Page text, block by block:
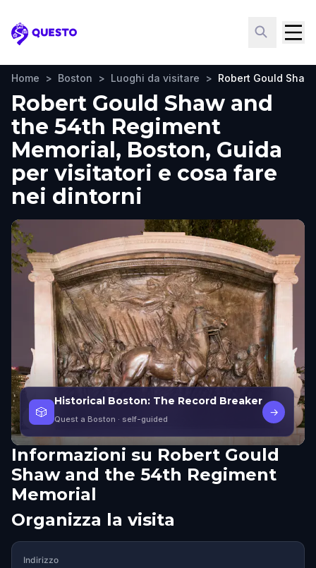
Questo
Home > Boston > Luoghi da visitare > Robert Gould
Robert Gould Shaw and
the 54th Regiment
Memorial, Boston, Guida
per visitatori e cosa fare
nei dintorni
🎲
Historical Boston: The Record Breaker
Quest a Boston · self-guided
→
Informazioni su Robert Gould
Shaw and the 54th Regiment
Memorial
Organizza la visita
Indirizzo